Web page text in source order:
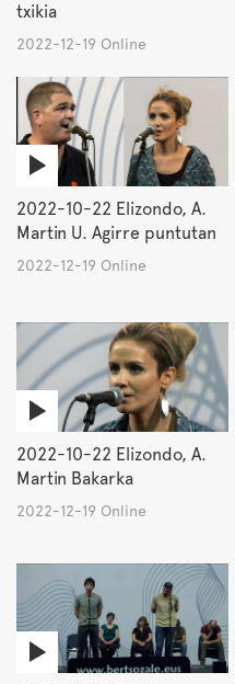
txikia
2022-12-19 Online
2022-10-22 Elizondo, A.
Martin U. Agirre puntutan
2022-12-19 Online
2022-10-22 Elizondo, A.
Martin Bakarka
2022-12-19 Online